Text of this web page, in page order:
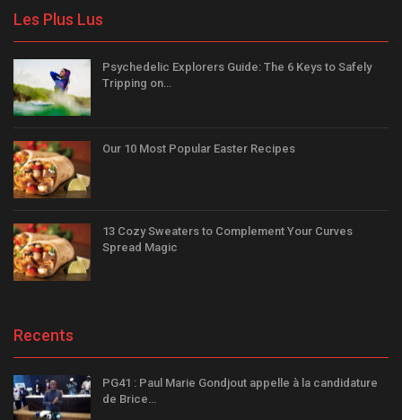
Les Plus Lus
Psychedelic Explorers Guide: The 6 Keys to Safely
Tripping on…
Our 10 Most Popular Easter Recipes
13 Cozy Sweaters to Complement Your Curves
Spread Magic
Recents
PG41 : Paul Marie Gondjout appelle à la candidature
de Brice…